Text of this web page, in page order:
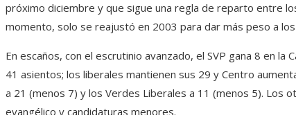
próximo diciembre y que sigue una regla de reparto entre
momento, solo se reajustó en 2003 para dar más peso a
En escaños, con el escrutinio avanzado, el SVP gana 8 en
41 asientos; los liberales mantienen sus 29 y Centro
a 21 (menos 7) y los Verdes Liberales a 11 (menos 5). Los
evangélico y candidaturas menores.